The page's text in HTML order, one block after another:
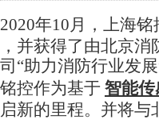
2020年10月，上海铭
，并获得了由北京
司“助力消防行业发
铭控作为基于 智能
启新的里程。并将